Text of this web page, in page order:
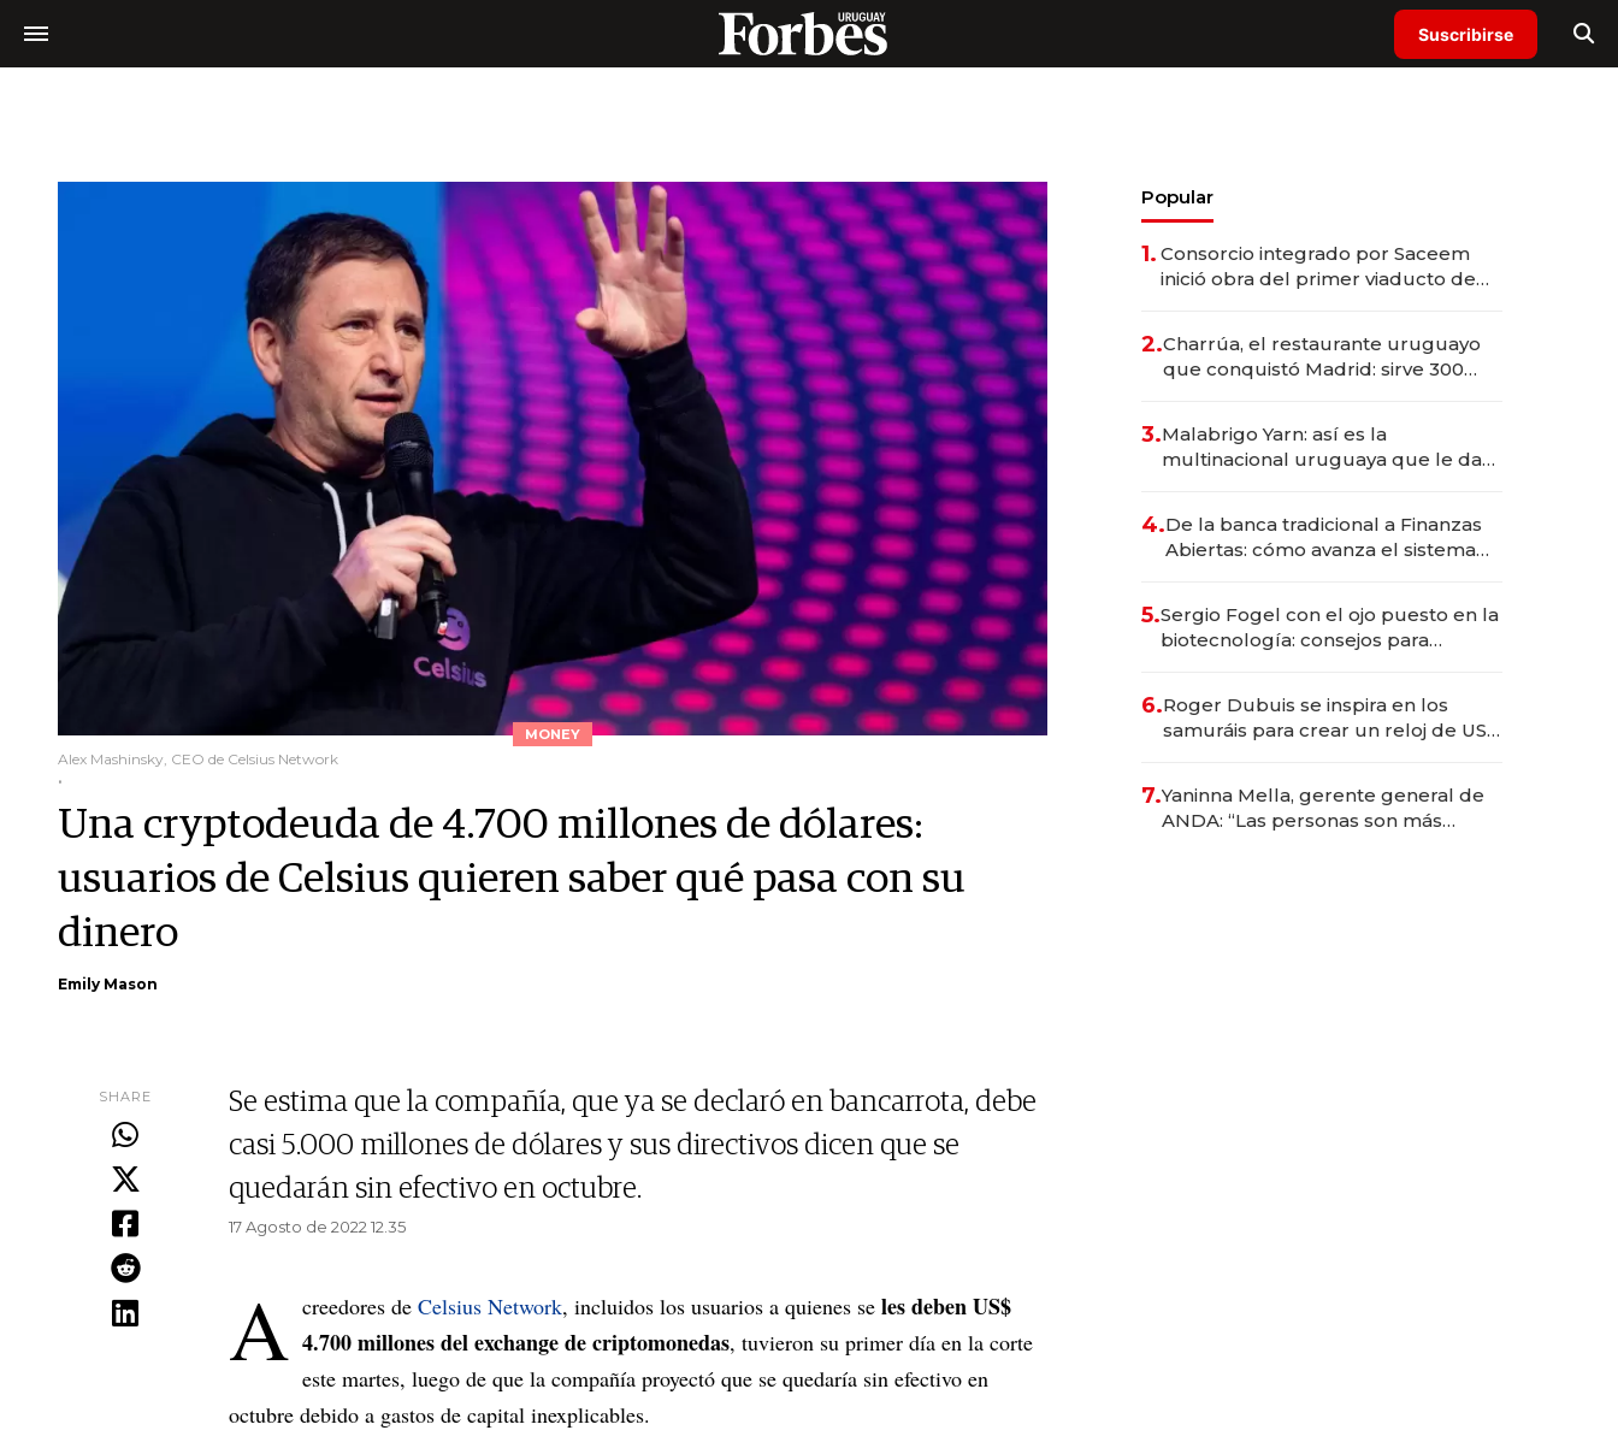
Suscribirse
MONEY
Alex Mashinsky, CEO de Celsius Network
.
Una cryptodeuda de 4.700 millones de dólares:
usuarios de Celsius quieren saber qué pasa con su
dinero
Emily Mason
SHARE
Se estima que la compañía, que ya se declaró en bancarrota, debe
casi 5.000 millones de dólares y sus directivos dicen que se
quedarán sin efectivo en octubre.
17 Agosto de 2022 12.35
A creedores de Celsius Network, incluidos los usuarios a quienes se les deben US$
4.700 millones del exchange de criptomonedas, tuvieron su primer día en la corte
este martes, luego de que la compañía proyectó que se quedaría sin efectivo en
octubre debido a gastos de capital inexplicables.
Popular
1. Consorcio integrado por Saceem
inició obra del primer viaducto de
millones
2.Charrúa, el restaurante uruguayo
que conquistó Madrid: sirve 300
prepara apertura
3.Malabrigo Yarn: así es la
multinacional uruguaya que le da
4.De la banca tradicional a Finanzas
Abiertas: cómo avanza el sistema
5.Sergio Fogel con el ojo puesto en la
biotecnología: consejos para
6.Roger Dubuis se inspira en los
samuráis para crear un reloj de US$
7.Yaninna Mella, gerente general de
ANDA: “Las personas son más